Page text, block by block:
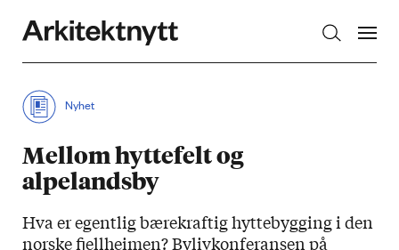
Nyhet
Mellom hyttefelt og
alpelandsby
Hva er egentlig bærekraftig hyttebygging i den
norske fjellheimen? Bylivkonferansen på